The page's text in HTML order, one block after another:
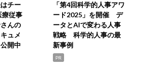
チー
従事
んの
ュメ
開中
「第4回科学的人事アワ
ード2025」を開催 デ
ータとAIで変わる人事
戦略 科学的人事の最
新事例
PR